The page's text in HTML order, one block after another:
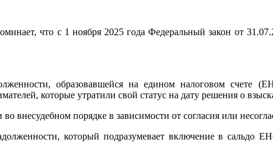
что с 1 ноября 2025 года Федеральный закон от
образовавшейся на едином налоговом счете
которые утратили свой статус на дату решения о
внесудебном порядке в зависимости от согласия или
который подразумевает включение в сальдо